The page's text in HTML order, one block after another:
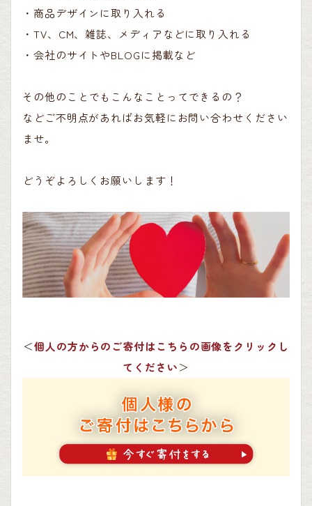
・商品デザインに取り入れる
・TV、CM、雑誌、メディアなどに取り入れる
・会社のサイトやBLOGに掲載など
その他のことでもこんなことってできるの？
などご不明点があればお気軽にお問い合わせください
ませ。
どうぞよろしくお願いします！
＜個人の方からのご寄付はこちらの画像をクリックし
てください＞